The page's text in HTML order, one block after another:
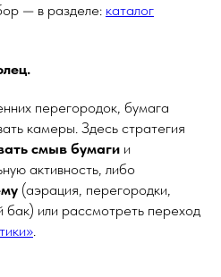
— в разделе: каталог
перегородок, бумага
камеры. Здесь стратегия
смыв бумаги и
активность, либо
(аэрация, перегородки,
или рассмотреть переход
.